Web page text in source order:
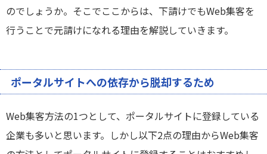
のでしょうか。そこでここからは、下請けでもWeb集客を
行うことで元請けになれる理由を解説していきます。
ポータルサイトへの依存から脱却するため
Web集客方法の1つとして、ポータルサイトに登録している
企業も多いと思います。しかし以下2点の理由からWeb集客